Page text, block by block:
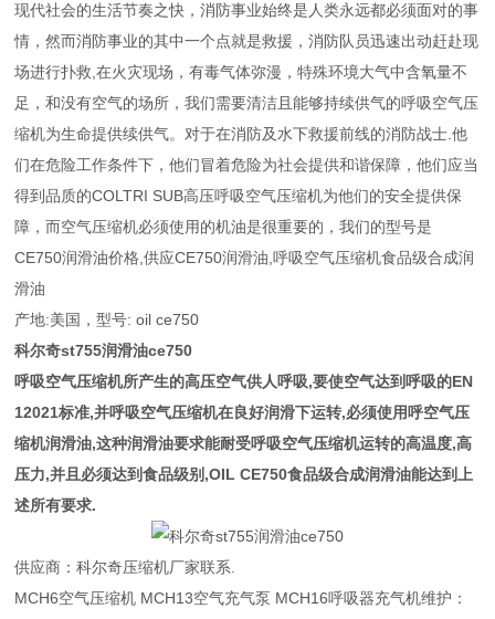
现代社会的生活节奏之快，消防事业始终是人类永远都必须面对的事
情，然而消防事业的其中一个点就是救援，消防队员迅速出动赶赴现
场进行扑救,在火灾现场，有毒气体弥漫，特殊环境大气中含氧量不
足，和没有空气的场所，我们需要清洁且能够持续供气的呼吸空气压
缩机为生命提供续供气。对于在消防及水下救援前线的消防战士.他
们在危险工作条件下，他们冒着危险为社会提供和谐保障，他们应当
得到品质的COLTRI SUB高压呼吸空气压缩机为他们的安全提供保
障，而空气压缩机必须使用的机油是很重要的，我们的型号是
CE750润滑油价格,供应CE750润滑油,呼吸空气压缩机食品级合成润
滑油
产地:美国，型号: oil ce750
科尔奇st755润滑油ce750
呼吸空气压缩机所产生的高压空气供人呼吸,要使空气达到呼吸的EN
12021标准,并呼吸空气压缩机在良好润滑下运转,必须使用呼空气压
缩机润滑油,这种润滑油要求能耐受呼吸空气压缩机运转的高温度,高
压力,并且必须达到食品级别,OIL CE750食品级合成润滑油能达到上
述所有要求.
供应商：科尔奇压缩机厂家联系.
MCH6空气压缩机 MCH13空气充气泵 MCH16呼吸器充气机维护：